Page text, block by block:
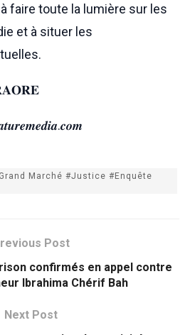
faire toute la lumière sur les
et à situer les
Marché #Justice #Enquête
Post
confirmés en appel contre
Ibrahima Chérif Bah
Next Post